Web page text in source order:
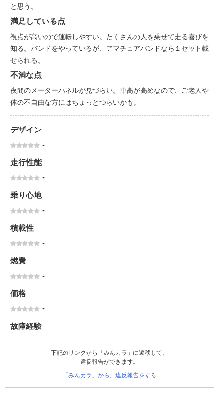
と思う。
満足している点
視点が高いので運転しやすい。たくさんの人を乗せて走る喜びを
知る。バンドをやっているが、アマチュアバンドなら１セット載
せられる。
不満な点
夜間のメーターパネルが見づらい。車高が高めなので、ご老人や
体の不自由な方にはちょっとつらいかも。
デザイン
-
走行性能
-
乗り心地
-
積載性
-
燃費
-
価格
-
故障経験
下記のリンクから「みんカラ」に遷移して、
違反報告ができます。
「みんカラ」から、違反報告をする